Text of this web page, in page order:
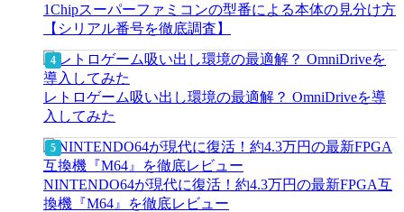
1Chipスーパーファミコンの型番による本体の見分け方
【シリアル番号を徹底調査】
レトロゲーム吸い出し環境の最適解？ OmniDriveを導
入してみた
NINTENDO64が現代に復活！約4.3万円の最新FPGA互
換機『M64』を徹底レビュー